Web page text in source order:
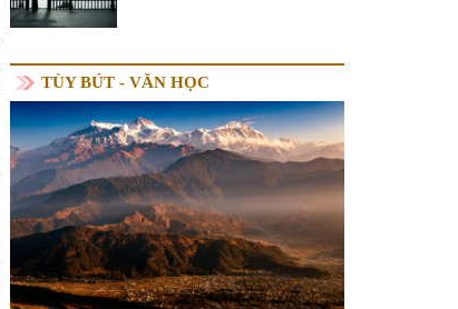
TÙY BÚT - VĂN HỌC